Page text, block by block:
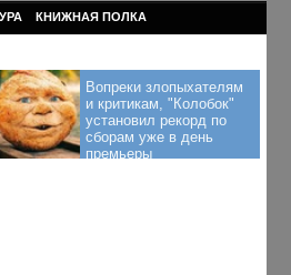
КНИЖНАЯ ПОЛКА
Вопреки злопыхателям
и критикам, "Колобок"
установил рекорд по
сборам уже в день
премьеры